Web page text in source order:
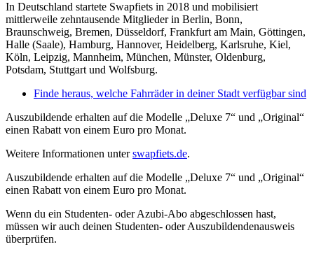
In Deutschland startete Swapfiets in 2018 und mobilisiert
mittlerweile zehntausende Mitglieder in Berlin, Bonn,
Braunschweig, Bremen, Düsseldorf, Frankfurt am Main, Göttingen,
Halle (Saale), Hamburg, Hannover, Heidelberg, Karlsruhe, Kiel,
Köln, Leipzig, Mannheim, München, Münster, Oldenburg,
Potsdam, Stuttgart und Wolfsburg.
Finde heraus, welche Fahrräder in deiner Stadt verfügbar sind
Auszubildende erhalten auf die Modelle „Deluxe 7“ und „Original“
einen Rabatt von einem Euro pro Monat.
Weitere Informationen unterswapfiets.de.
Auszubildende erhalten auf die Modelle „Deluxe 7“ und „Original“
einen Rabatt von einem Euro pro Monat.
Wenn du ein Studenten- oder Azubi-Abo abgeschlossen hast,
müssen wir auch deinen Studenten- oder Auszubildendenausweis
überprüfen.